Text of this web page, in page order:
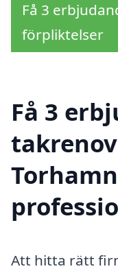
Få 3
förpliktelser
Få 3
Att hitta rätt